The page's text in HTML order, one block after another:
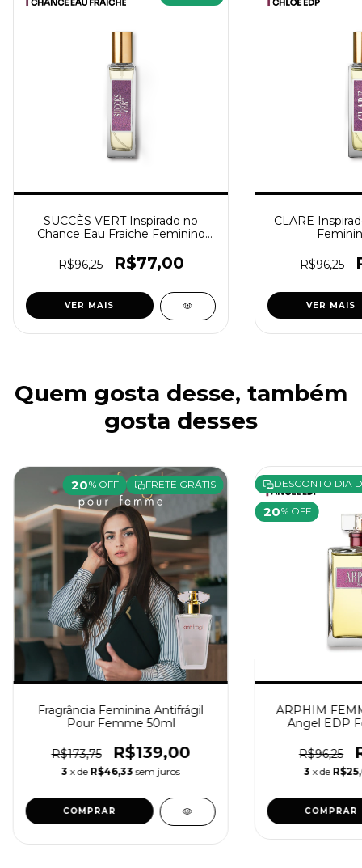
SUCCÈS VERT Inspirado no
Chance Eau Fraiche Feminino
R$96,25
R$77,00
VER MAIS
CLARE
R$96,25
VER MAIS
Quem gosta desse, também
gosta desses
20% OFF FRETE GRÁTIS
Fragrância Feminina Antifrágil
Pour Femme 50ml
R$173,75 R$139,00
3 x de R$46,33 sem juros
DESCONTO DIA
20% OFF
ARPHIM
Angel EDP
R$96,25
3 x de
COMPRAR